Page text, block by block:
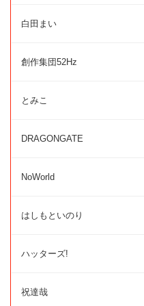
白田まい
創作集団52Hz
とみこ
DRAGONGATE
NoWorld
はしもといのり
ハッターズ!
祝達哉